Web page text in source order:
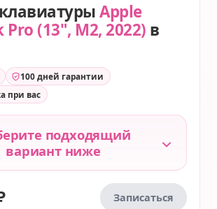
Apple
Pro (13", M2, 2022) в
100 дней гарантии
при вас
подходящий
вариант ниже
Записаться